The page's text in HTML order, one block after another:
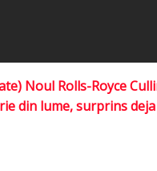
Noul Rolls-Royce
din lume, surprins